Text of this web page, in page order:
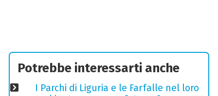
Potrebbe interessarti anche
I Parchi di Liguria e le Farfalle nel loro